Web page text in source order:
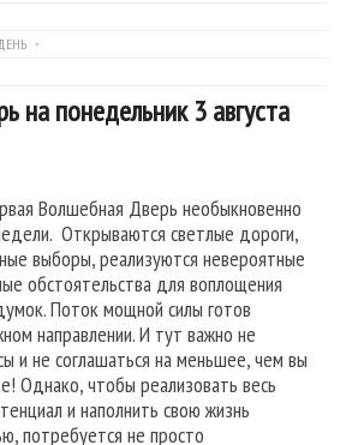
на понедельник 3 августа
Волшебная Дверь необыкновенно
Открываются светлые дороги,
выборы, реализуются невероятные
обстоятельства для воплощения
Поток мощной силы готов
направлении. И тут важно не
и не соглашаться на меньшее, чем вы
Однако, чтобы реализовать весь
и наполнить свою жизнь
потребуется не просто